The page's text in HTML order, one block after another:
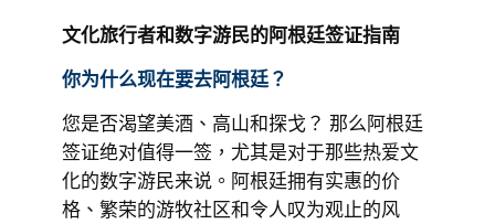
文化旅行者和数字游民的阿根廷签证指南
你为什么现在要去阿根廷？
您是否渴望美酒、高山和探戈？ 那么阿根廷
签证绝对值得一签，尤其是对于那些热爱文
化的数字游民来说。阿根廷拥有实惠的价
格、繁荣的游牧社区和令人叹为观止的风